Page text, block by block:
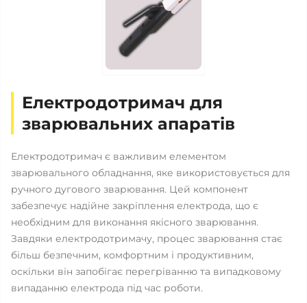
Електродотримач для
зварювальних апаратів
Електродотримач є важливим елементом
зварювального обладнання, яке використовується для
ручного дугового зварювання. Цей компонент
забезпечує надійне закріплення електрода, що є
необхідним для виконання якісного зварювання.
Завдяки електродотримачу, процес зварювання стає
більш безпечним, комфортним і продуктивним,
оскільки він запобігає перегріванню та випадковому
випаданню електрода під час роботи.